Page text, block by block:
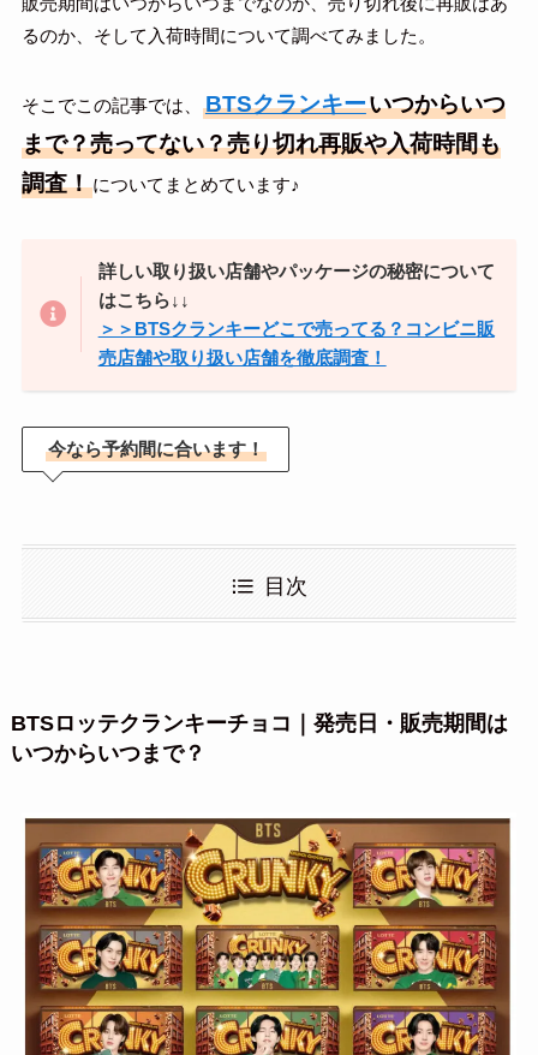
るのか、そして入荷時間について調べてみました。
そこでこの記事では、 BTSクランキーいつからいつ
まで？売ってない？売り切れ再販や入荷時間も
調査！についてまとめています♪
詳しい取り扱い店舗やパッケージの秘密について
はこちら↓↓
＞＞BTSクランキーどこで売ってる？コンビニ販
売店舗や取り扱い店舗を徹底調査！
今なら予約間に合います！
目次
BTSロッテクランキーチョコ｜発売日・販売期間は
いつからいつまで？